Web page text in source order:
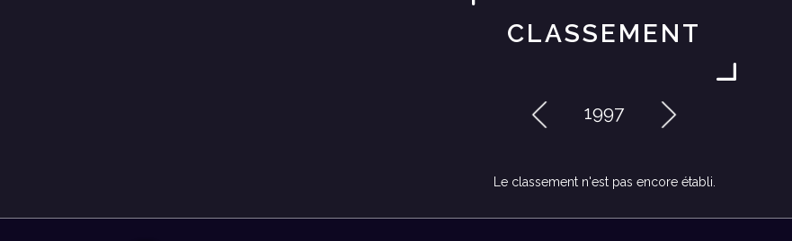
CLASSEMENT
1997
Le classement n'est pas encore établi.